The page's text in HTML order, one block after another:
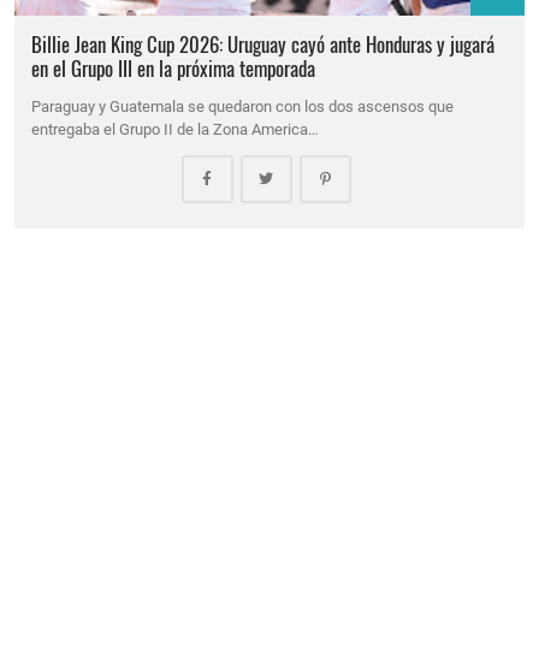
Billie Jean King Cup 2026: Uruguay cayó ante Honduras y jugará
en el Grupo III en la próxima temporada
Paraguay y Guatemala se quedaron con los dos ascensos que
entregaba el Grupo II de la Zona America…